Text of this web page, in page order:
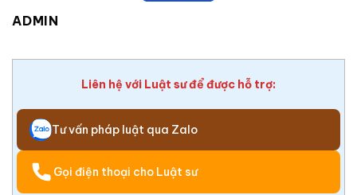
ADMIN
Liên hệ với Luật sư để được hỗ trợ:
Tư vấn pháp luật qua Zalo
Gọi điện thoại cho Luật sư